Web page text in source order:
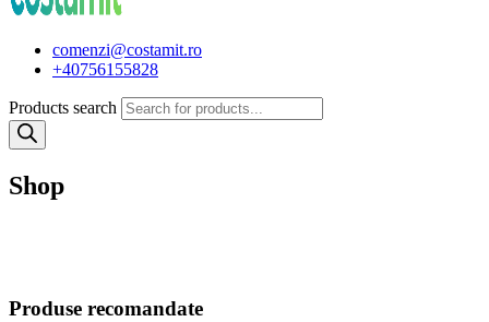
comenzi@costamit.ro
+40756155828
Products search
Shop
Produse recomandate